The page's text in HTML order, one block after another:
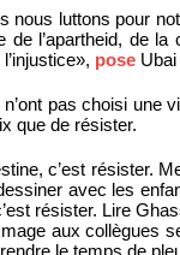
nous luttons pour
de l’apartheid, de la
pose
pas choisi une
que de résister.
c’est résister.
avec les
résister. Lire
aux collègues
le temps de